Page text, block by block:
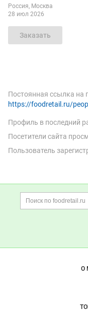
Россия Москва
28 июл 2026
Заказать
Постоянная ссылка на
https://foodretail.ru/
Профиль в последний
Посетители сайта
Пользователь
Важные
Навигация по О